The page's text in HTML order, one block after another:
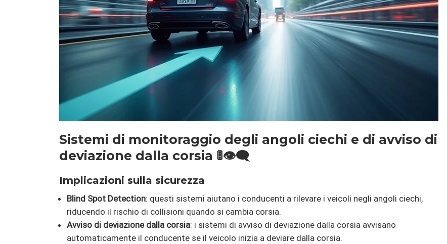
Sistemi di monitoraggio degli angoli ciechi e di avviso di
deviazione dalla corsia 🚦👁️‍🗨️
Implicazioni sulla sicurezza
Blind Spot Detection: questi sistemi aiutano i conducenti a rilevare i veicoli negli angoli ciechi,
riducendo il rischio di collisioni quando si cambia corsia.
Avviso di deviazione dalla corsia: i sistemi di avviso di deviazione dalla corsia avvisano
automaticamente il conducente se il veicolo inizia a deviare dalla corsia.